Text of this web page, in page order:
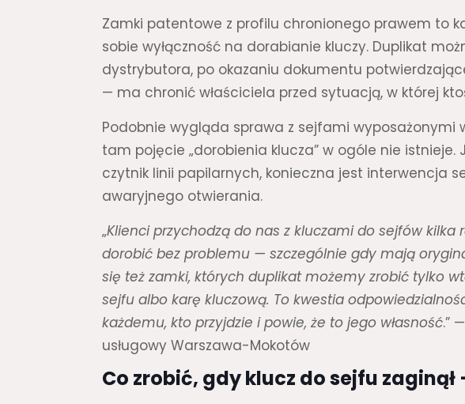
Zamki patentowe z profilu chronionego prawem to
sobie wyłączność na dorabianie kluczy. Duplikat
dystrybutora, po okazaniu dokumentu
— ma chronić właściciela przed sytuacją, w której
Podobnie wygląda sprawa z sejfami
tam pojęcie „dorobienia klucza” w ogóle nie istnieje.
czytnik linii papilarnych, konieczna jest interwencja
awaryjnego otwierania.
„Klienci przychodzą do nas z kluczami do sejfów kilka
dorobić bez problemu — szczególnie gdy mają
się też zamki, których duplikat możemy zrobić tylko
sejfu albo karę kluczową. To kwestia
każdemu, kto przyjdzie i powie, że to jego własność.”
usługowy Warszawa-Mokotów
Co zrobić, gdy klucz do sejfu